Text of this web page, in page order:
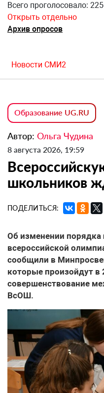
Всего проголосовало:
Открыть отдельно
Архив опросов
Новости СМИ2
Образование UG.RU
Автор: Ольга Чудина
8 августа 2026, 19:59
школьников
ПОДЕЛИТЬСЯ:
Об изменении порядка
всероссийской
сообщили в
которые произойдут в
совершенствование
ВсОШ.